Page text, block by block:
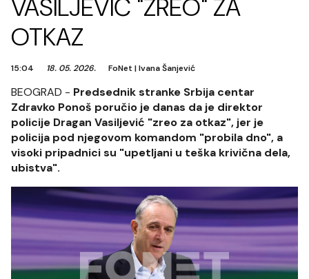
VASILJEVIĆ "ZREO" ZA
OTKAZ
15:04 18. 05. 2026. FoNet |Ivana Šanjević
BEOGRAD - Predsednik stranke Srbija centar
Zdravko Ponoš poručio je danas da je direktor
policije Dragan Vasiljević "zreo za otkaz", jer je
policija pod njegovom komandom "probila dno", a
visoki pripadnici su "upetljani u teška krivična dela,
ubistva".